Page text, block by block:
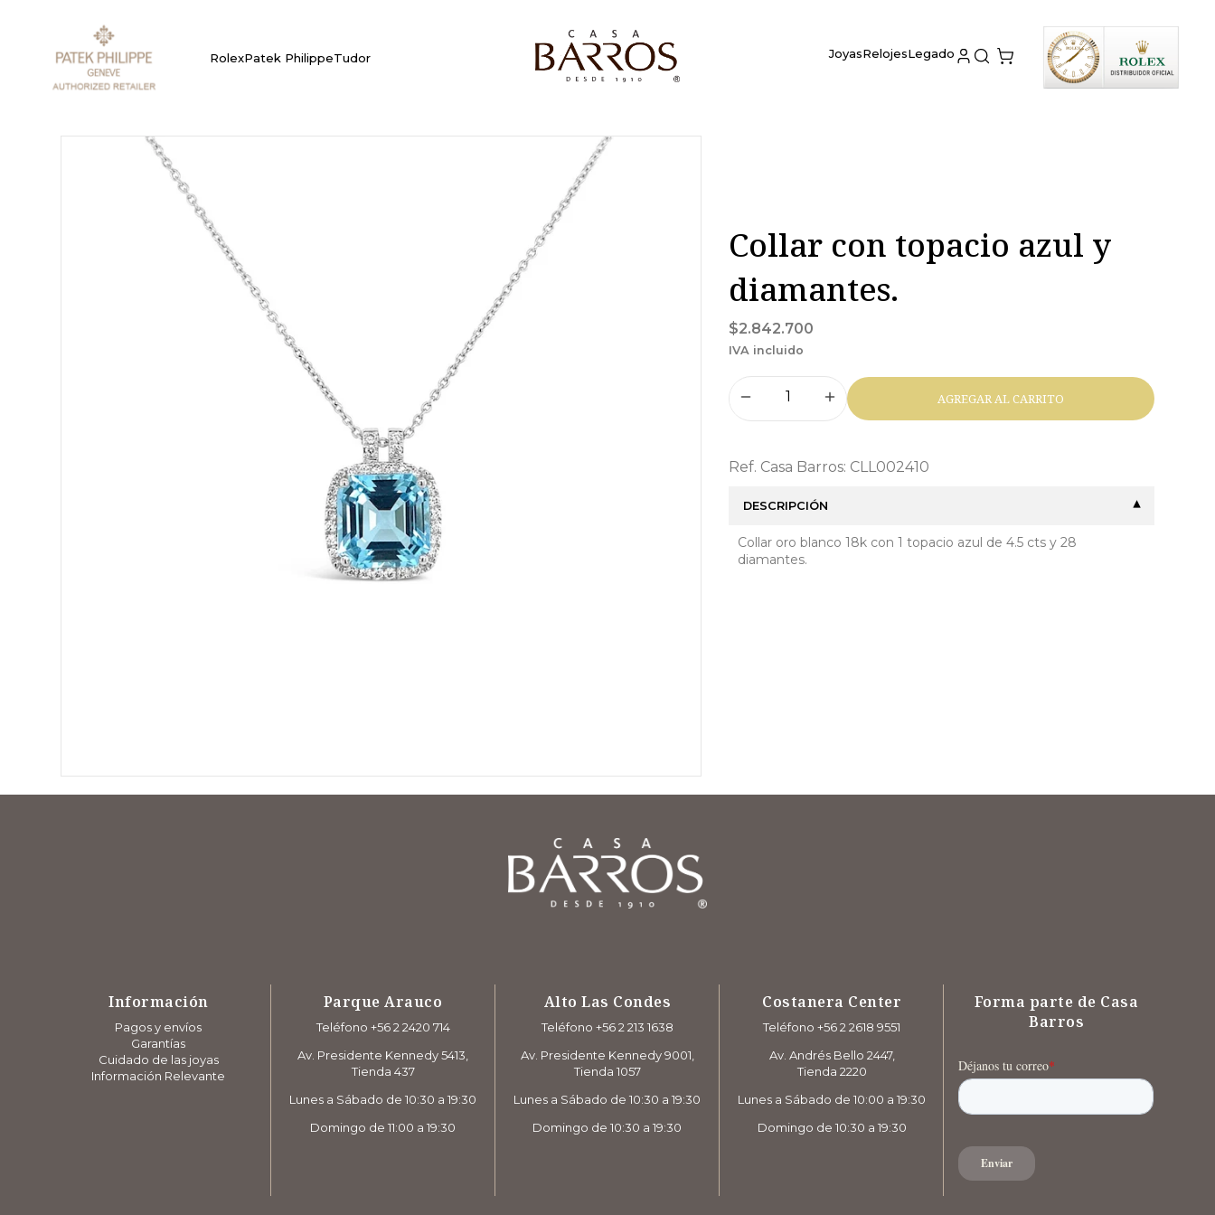
RolexPatek PhilippeTudor JoyasRelojesLegado
Collar con topacio azul y
diamantes.
$2.842.700
IVA incluido
AGREGAR AL CARRITO
Ref. Casa Barros: CLL002410
DESCRIPCIÓN
Collar oro blanco 18k con 1 topacio azul de 4.5 cts y 28
diamantes.
Información
Pagos y envíos
Garantías
Cuidado de las joyas
Información Relevante
Parque Arauco
Teléfono +56 2 2420 714
Av. Presidente Kennedy 5413,
Tienda 437
Lunes a Sábado de 10:30 a 19:30
Domingo de 11:00 a 19:30
Alto Las Condes
Teléfono +56 2 213 1638
Av. Presidente Kennedy 9001,
Tienda 1057
Lunes a Sábado de 10:30 a 19:30
Domingo de 10:30 a 19:30
Costanera Center
Teléfono +56 2 2618 9551
Av. Andrés Bello 2447,
Tienda 2220
Lunes a Sábado de 10:00 a 19:30
Domingo de 10:30 a 19:30
Forma parte de Casa
Barros